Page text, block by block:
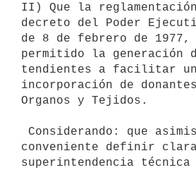
II) Que la
decreto del Poder
de 8 de febrero de 1977,
permitido la generación
tendientes a facilitar
incorporación de
Organos y Tejidos.
conveniente definir
superintendencia técnica